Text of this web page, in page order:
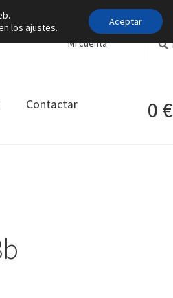
Mi cuenta
Buscar
por:
Buscar
Contactar 0 €
losajustes. Aceptar